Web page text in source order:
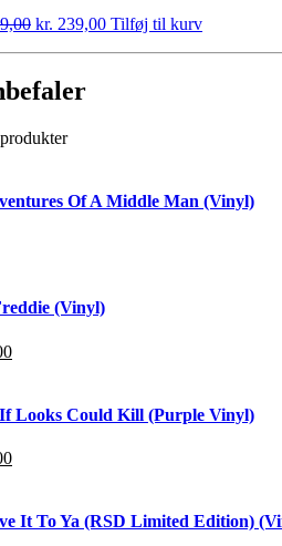
kr. 239,00 Tilføj til kurv
Of A Middle Man (Vinyl)
(Vinyl)
Looks Could Kill (Purple Vinyl)
It To Ya (RSD Limited Edition)